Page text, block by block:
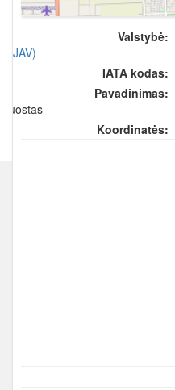
Valstybė:
(JAV)
IATA kodas:
Pavadinimas:
uostas
Koordinatės: